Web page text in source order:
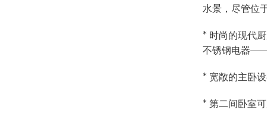
水景，尽管位
* 时尚的现代
不锈钢电器
* 宽敞的主卧
* 第二间卧室